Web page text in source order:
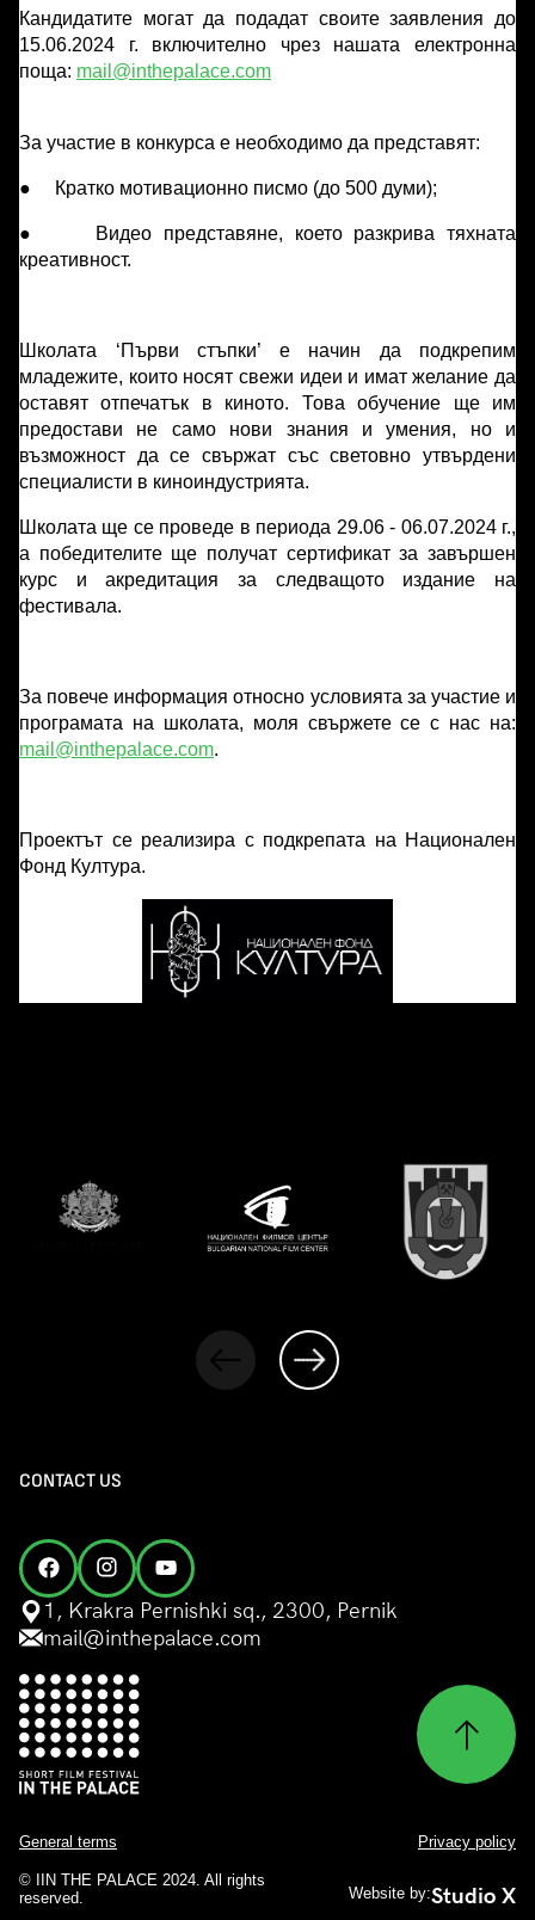
Кандидатите могат да подадат своите заявления до
15.06.2024 г. включително чрез нашата електронна
поща: mail@inthepalace.com
За участие в конкурса е необходимо да представят:
● Кратко мотивационно писмо (до 500 думи);
● Видео представяне, което разкрива тяхната
креативност.
Школата ‘Първи стъпки’ е начин да подкрепим
младежите, които носят свежи идеи и имат желание да
оставят отпечатък в киното. Това обучение ще им
предостави не само нови знания и умения, но и
възможност да се свържат със световно утвърдени
специалисти в киноиндустрията.
Школата ще се проведе в периода 29.06 - 06.07.2024 г.,
а победителите ще получат сертификат за завършен
курс и акредитация за следващото издание на
фестивала.
За повече информация относно условията за участие и
програмата на школата, моля свържете се с нас на:
mail@inthepalace.com.
Проектът се реализира с подкрепата на Национален
Фонд Култура.
CONTACT US
1, Krakra Pernishki sq., 2300, Pernik
mail@inthepalace.com
© IIN THE PALACE 2024. All rights
reserved.
General terms Privacy policy
Website by:Studio X